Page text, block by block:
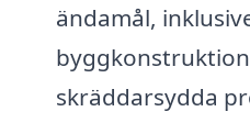
ändamål,
skräddarsydda